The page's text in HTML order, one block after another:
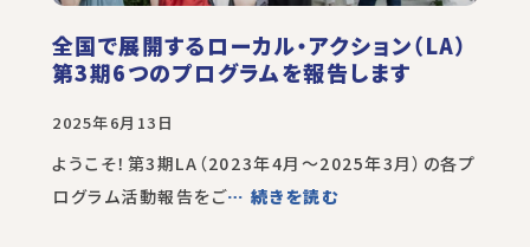
全国で展開するローカル・アクション（LA）
第3期6つのプログラムを報告します
2025年6月13日
ようこそ！第3期LA（2023年4月～2025年3月）の各プ
ログラム活動報告をご… 続きを読む